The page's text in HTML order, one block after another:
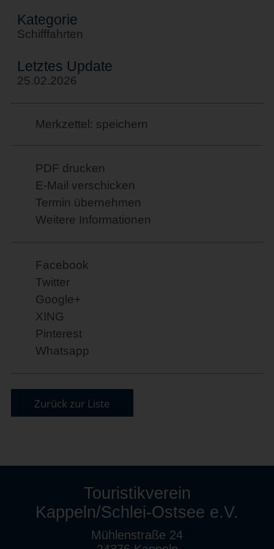
Kategorie
Schifffahrten
Letztes Update
25.02.2026
Merkzettel: speichern
PDF drucken
E-Mail verschicken
Termin übernehmen
Weitere Informationen
Facebook
Twitter
Google+
XING
Pinterest
Whatsapp
Zurück zur Liste
Touristikverein
Kappeln/Schlei-Ostsee e.V.
Mühlenstraße 24